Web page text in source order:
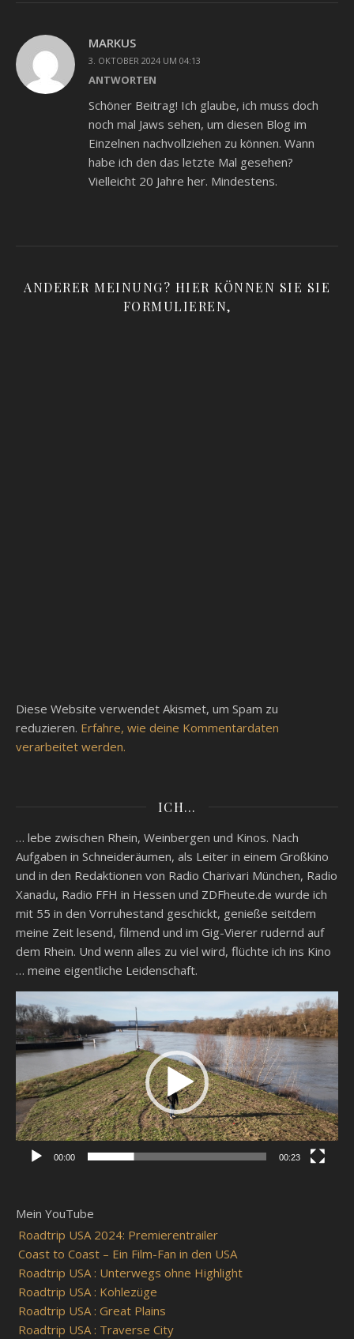
MARKUS
3. OKTOBER 2024 UM 04:13
ANTWORTEN
Schöner Beitrag! Ich glaube, ich muss doch
noch mal Jaws sehen, um diesen Blog im
Einzelnen nachvollziehen zu können. Wann
habe ich den das letzte Mal gesehen?
Vielleicht 20 Jahre her. Mindestens.
ANDERER MEINUNG? HIER KÖNNEN SIE SIE
FORMULIEREN,
Diese Website verwendet Akismet, um Spam zu
reduzieren. Erfahre, wie deine Kommentardaten
verarbeitet werden.
ICH…
… lebe zwischen Rhein, Weinbergen und Kinos. Nach
Aufgaben in Schneideräumen, als Leiter in einem Großkino
und in den Redaktionen von Radio Charivari München, Radio
Xanadu, Radio FFH in Hessen und ZDFheute.de wurde ich
mit 55 in den Vorruhestand geschickt, genieße seitdem
meine Zeit lesend, filmend und im Gig-Vierer rudernd auf
dem Rhein. Und wenn alles zu viel wird, flüchte ich ins Kino
… meine eigentliche Leidenschaft.
Player
00:00 00:23
Mein YouTube
Roadtrip USA 2024: Premierentrailer
Coast to Coast – Ein Film-Fan in den USA
Roadtrip USA : Unterwegs ohne Highlight
Roadtrip USA : Kohlezüge
Roadtrip USA : Great Plains
Roadtrip USA : Traverse City